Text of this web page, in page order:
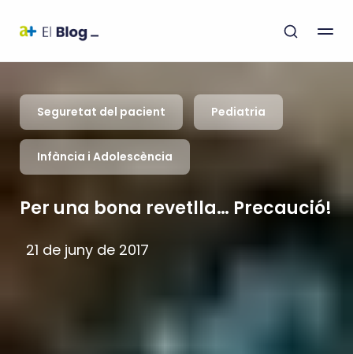
Seguretat del pacient Pediatria
Infància i Adolescència
Per una bona revetlla… Precaució!
21 de juny de 2017